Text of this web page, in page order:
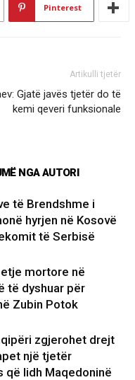
Pinterest
Artikulli tjetër
Gjatë javës tjetër do të
kemi qeveri funksionale
NGA AUTORI
të Brendshme i
hyrjen në Kosovë
të Serbisë
mortore në
të dyshuar për
Zubin Potok
zgjerohet drejt
një tjetër
që lidh Maqedoninë